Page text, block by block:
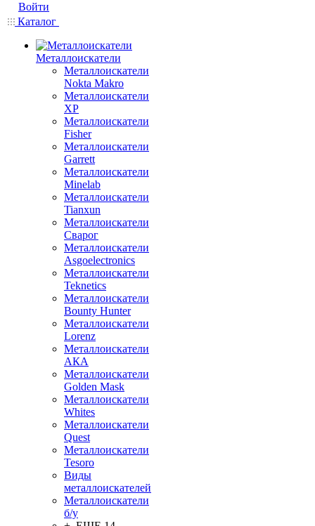
Войти
Каталог
Металлоискатели
Металлоискатели
Nokta Makro
Металлоискатели
XP
Металлоискатели
Fisher
Металлоискатели
Garrett
Металлоискатели
Minelab
Металлоискатели
Tianxun
Металлоискатели
Сварог
Металлоискатели
Asgoelectronics
Металлоискатели
Teknetics
Металлоискатели
Bounty Hunter
Металлоискатели
Lorenz
Металлоискатели
АКА
Металлоискатели
Golden Mask
Металлоискатели
Whites
Металлоискатели
Quest
Металлоискатели
Tesoro
Виды
металлоискателей
Металлоискатели
б/у